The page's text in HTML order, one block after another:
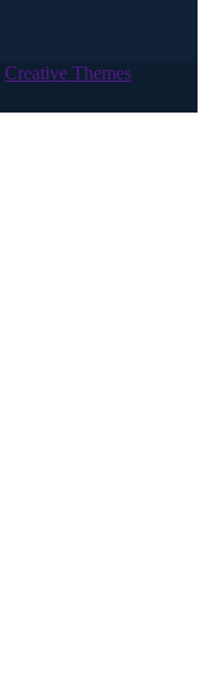
Creative Themes